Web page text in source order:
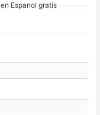
Espanol gratis